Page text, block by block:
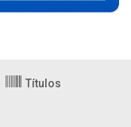
Títulos